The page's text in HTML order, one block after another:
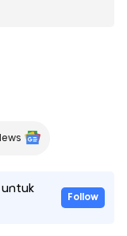
untuk
Follow